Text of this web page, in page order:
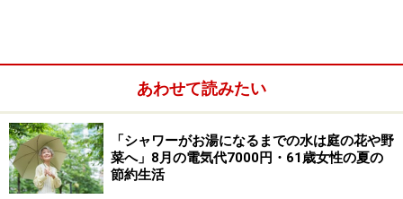
2026年の夏ボーナスについては「30万円」と予想。金額
あわせて読みたい
「シャワーがお湯になるまでの水は庭の花や野
菜へ」8月の電気代7000円・61歳女性の夏の
節約生活